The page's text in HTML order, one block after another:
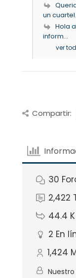
un
Hola
inform...
ver
Compartir:
30
2,422
44.4 K
2 En
1,424